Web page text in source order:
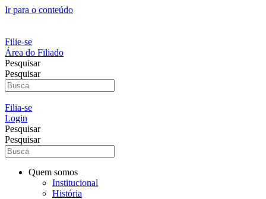
Ir para o conteúdo
Filie-se
Área do Filiado
Pesquisar
Pesquisar
Filia-se
Login
Pesquisar
Pesquisar
Quem somos
Institucional
História